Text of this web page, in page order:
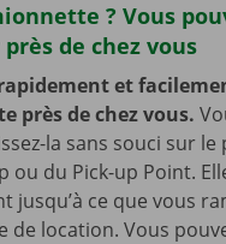
? Vous
de chez vous
et
près de chez vous.
la sans souci sur
ou du Pick-up Point.
jusqu’à ce que vous
de location. Vous